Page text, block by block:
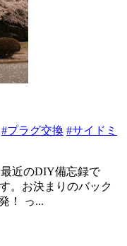
#プラグ交換 #サイドミ
近のDIY備忘録で
。お決まりのバック
！ っ...